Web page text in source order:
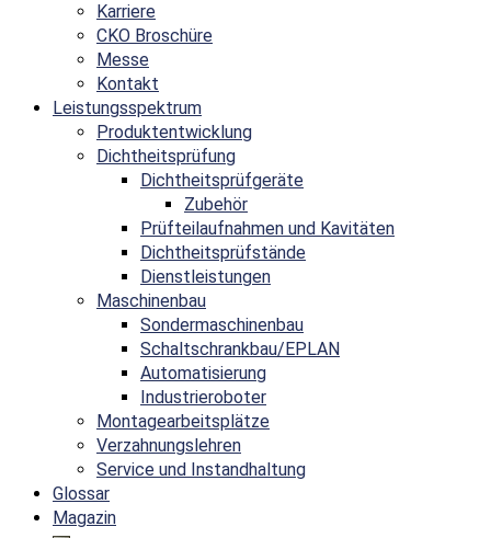
Karriere
CKO Broschüre
Messe
Kontakt
Leistungsspektrum
Produktentwicklung
Dichtheitsprüfung
Dichtheitsprüfgeräte
Zubehör
Prüfteilaufnahmen und Kavitäten
Dichtheitsprüfstände
Dienstleistungen
Maschinenbau
Sondermaschinenbau
Schaltschrankbau/EPLAN
Automatisierung
Industrieroboter
Montagearbeitsplätze
Verzahnungslehren
Service und Instandhaltung
Glossar
Magazin